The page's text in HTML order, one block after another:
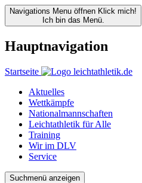
Navigations Menu öffnen Klick mich!
Ich bin das Menü.
Hauptnavigation
Startseite
Aktuelles
Wettkämpfe
Nationalmannschaften
Leichtathletik für Alle
Training
Wir im DLV
Service
Suchmenü anzeigen